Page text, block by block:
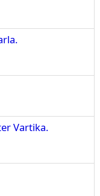
Vartika.